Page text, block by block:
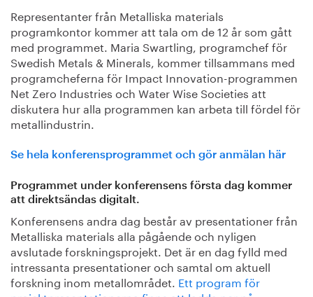
Representanter från Metalliska materials
programkontor kommer att tala om de 12 år som gått
med programmet. Maria Swartling, programchef för
Swedish Metals & Minerals, kommer tillsammans med
programcheferna för Impact Innovation-programmen
Net Zero Industries och Water Wise Societies att
diskutera hur alla programmen kan arbeta till fördel för
metallindustrin.
Se hela konferensprogrammet och gör anmälan här
Programmet under konferensens första dag kommer
att direktsändas digitalt.
Konferensens andra dag består av presentationer från
Metalliska materials alla pågående och nyligen
avslutade forskningsprojekt. Det är en dag fylld med
intressanta presentationer och samtal om aktuell
forskning inom metallområdet. Ett program för